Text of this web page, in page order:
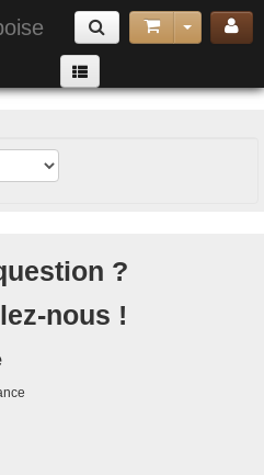
camping
?
nous !